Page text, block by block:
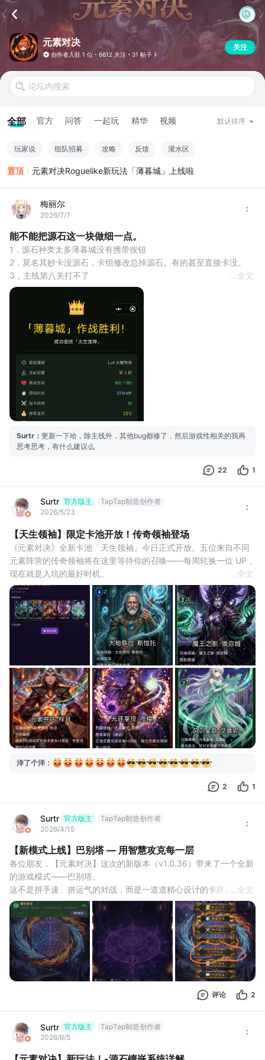
元素对决
创作者入驻 1 位 6612 关注 31 帖子
关注
全部 官方 问答 一起玩 精华 视频 默认排序
玩家说 组队招募 攻略 反馈 灌水区
置顶 元素对决Roguelike新玩法「薄暮城」上线啦
梅丽尔
2026/7/7
能不能把源石这一块做细一点。
1，源石种类太多薄暮城没有携带按钮
2，莫名其妙卡没源石，卡组修改总掉源石。有的甚至直接卡没。
3，主线第八关打不了
4，玩了几天之后玩法就固化了。没啥可玩的地方了
全文
Surtr ： 更新一下哈，除主线外，其他bug都修了，然后游戏性相关的我再
思考思考，有什么建议么
22 1
Surtr 官方版主
TapTap制造创作者
2026/5/23
【天生领袖】限定卡池开放！传奇领袖登场
《元素对决》全新卡池「天生领袖」今日正式开放。五位来自不同
元素阵营的传奇领袖将在这里等待你的召唤——每周轮换一位 UP，
现在就是入坑的最好时机。
首次开放，免费送连
卡池上线期间，每位玩家可领取一次免费十连。除此之外，每日还
有一次免费单抽，连续签到也可稳定积累抽数，当前，也可以通过
左上魔法石广告获取十连。
卡池轮动每周轮动一次，轮动后的新卡池会再次赠送十连。
这次进入「天生领袖
全文
洋了个洋 ：
2 1
Surtr 官方版主
TapTap制造创作者
2026/4/15
【新模式上线】巴别塔 — 用智慧攻克每一层
各位朋友，【元素对决】这次的新版本（v1.0.36）带来了一个全新
的游戏模式——巴别塔。
这不是拼手速、拼运气的对战，而是一道道精心设计的卡牌谜题。
巴别塔是什么？
巴别塔是【元素对决】中一个全新的模式，解谜模式！！
每一层都是一个固定局面：你的血量、手牌、元素、覆盖区、墓
地、装备，全部预先设定好。对手就在眼前，你只有一个回合的机
会，用有限的资源把对方击败。
没有随机抽牌，没有运气成分。答案就藏在
全文
评论 2
Surtr 官方版主
TapTap制造创作者
2026/6/5